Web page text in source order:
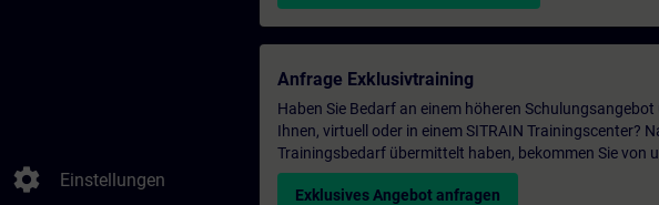
settings Einstellungen
Anfrage Exklusivtraining
Haben Sie Bedarf an einem höheren
Ihnen, virtuell oder in einem SITRAIN Trainingscenter?
Trainingsbedarf übermittelt haben, bekommen Sie von
Exklusives Angebot anfragen